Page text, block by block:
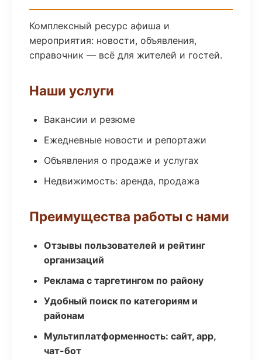
Комплексный ресурс афиша и
мероприятия: новости, объявления,
справочник — всё для жителей и гостей.
Наши услуги
Вакансии и резюме
Ежедневные новости и репортажи
Объявления о продаже и услугах
Недвижимость: аренда, продажа
Преимущества работы с нами
Отзывы пользователей и рейтинг
организаций
Реклама с таргетингом по району
Удобный поиск по категориям и
районам
Мультиплатформенность: сайт, app,
чат-бот